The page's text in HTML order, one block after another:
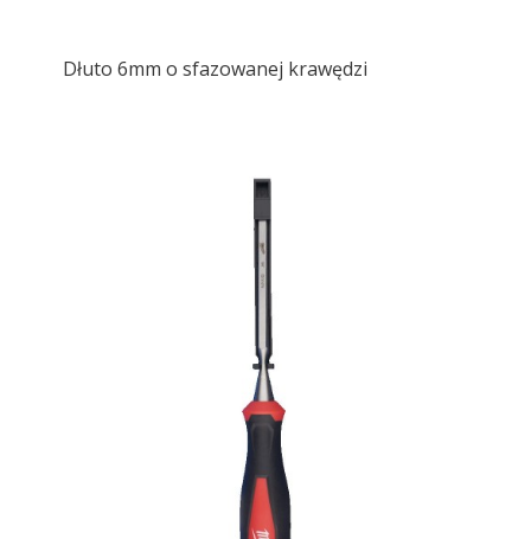
Dłuto 6mm o sfazowanej krawędzi